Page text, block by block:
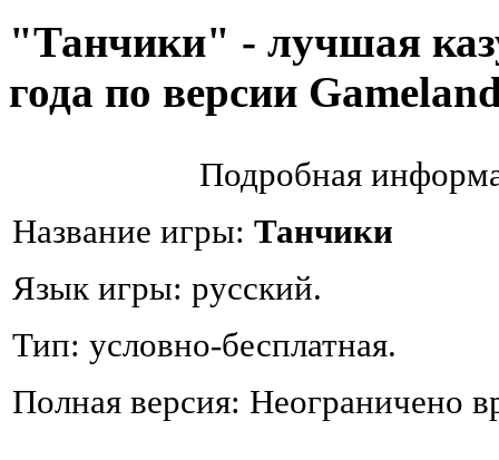
"Танчики" - лучшая
года по версии
Подробная
Название игры: Танчики
Язык игры: русский.
Тип: условно-бесплатная.
Полная версия: Неограничено